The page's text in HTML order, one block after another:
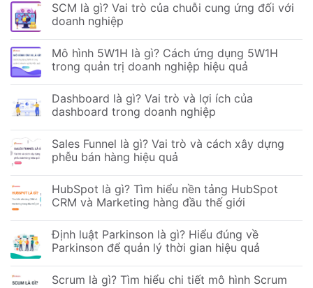
SCM là gì? Vai trò của chuỗi cung ứng đối với
doanh nghiệp
Mô hình 5W1H là gì? Cách ứng dụng 5W1H
trong quản trị doanh nghiệp hiệu quả
Dashboard là gì? Vai trò và lợi ích của
dashboard trong doanh nghiệp
Sales Funnel là gì? Vai trò và cách xây dựng
phễu bán hàng hiệu quả
HubSpot là gì? Tìm hiểu nền tảng HubSpot
CRM và Marketing hàng đầu thế giới
Định luật Parkinson là gì? Hiểu đúng về
Parkinson để quản lý thời gian hiệu quả
Scrum là gì? Tìm hiểu chi tiết mô hình Scrum